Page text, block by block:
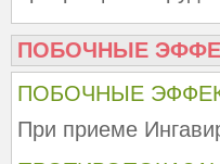
ПОБОЧНЫЕ
ПОБОЧНЫЕ
При приеме